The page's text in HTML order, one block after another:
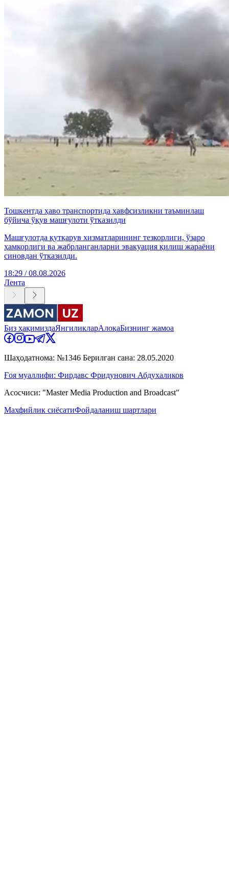
Тошкентда ҳаво транспортида хавфсизликни таъминлаш
бўйича ўқув машғулоти ўтказилди
Машғулотда қутқарув хизматларининг тезкорлиги, ўзаро
ҳамкорлиги ва жабрланганларни эвакуация қилиш жараёни
синовдан ўтказилди.
18:29 / 08.08.2026
Лента
Биз ҳақимиздаЯнгиликларАлоқаБизнинг жамоа
Шаҳодатнома: №1346 Берилган сана: 28.05.2020
Ғоя муаллифи: Фирдавс Фридунович Абдухаликов
Асосчиси: "Master Media Production and Broadcast"
Махфийлик сиёсатиФойдаланиш шартлари